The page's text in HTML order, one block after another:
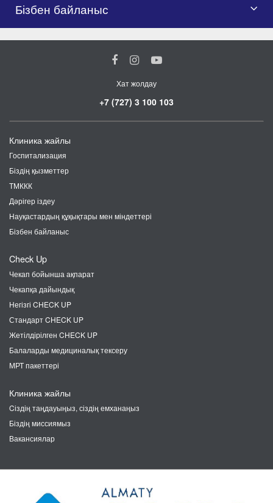
Бізбен байланыс
Хат жолдау
+7 (727) 3 100 103
Клиника жайлы
Госпитализация
Біздің қызметтер
ТМККК
Дәрігер іздеу
Науқастардың құқықтары мен міндеттері
Бізбен байланыс
Check Up
Чекап бойынша ақпарат
Чекапқа дайындық
Негізгі CHECK UP
Стандарт CHECK UP
Жетілдірілген CHECK UP
Балаларды медициналық тексеру
МРТ пакеттері
Клиника жайлы
Cіздің таңдауыңыз, сіздің емханаңыз
Біздің миссиямыз
Вакансиялар